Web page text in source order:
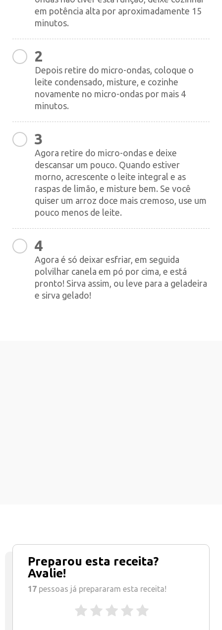
em potência alta por aproximadamente 15
minutos.
2
Depois retire do micro-ondas, coloque o
leite condensado, misture, e cozinhe
novamente no micro-ondas por mais 4
minutos.
3
Agora retire do micro-ondas e deixe
descansar um pouco. Quando estiver
morno, acrescente o leite integral e as
raspas de limão, e misture bem. Se você
quiser um arroz doce mais cremoso, use um
pouco menos de leite.
4
Agora é só deixar esfriar, em seguida
polvilhar canela em pó por cima, e está
pronto! Sirva assim, ou leve para a geladeira
e sirva gelado!
Preparou esta receita?
Avalie!
17 pessoas já prepararam esta receita!